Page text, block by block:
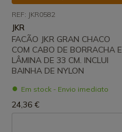
REF: JKR0582
JKR
FACÃO JKR GRAN CHACO
COM CABO DE BORRACHA E
LÂMINA DE 33 CM. INCLUI
BAINHA DE NYLON
Em stock - Envio imediato
24,36 €